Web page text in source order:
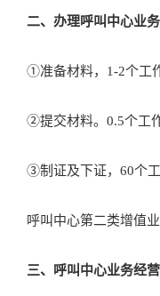
二、办理呼叫中心业务
①准备材料，1-2个工
②提交材料。0.5个工
③制证及下证，60个工
呼叫中心第二类增值业
三、呼叫中心业务经营